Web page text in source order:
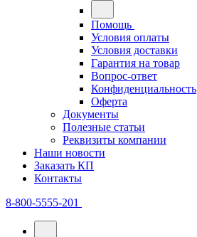
Помощь
Условия оплаты
Условия доставки
Гарантия на товар
Вопрос-ответ
Конфиденциальность
Оферта
Документы
Полезные статьи
Реквизиты компании
Наши новости
Заказать КП
Контакты
8-800-5555-201